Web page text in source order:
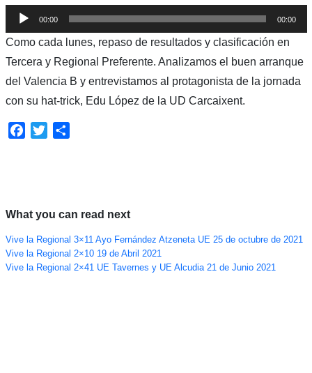
Reproductor
de
00:00 00:00
Como cada lunes, repaso de resultados y clasificación en
Tercera y Regional Preferente. Analizamos el buen arranque
del Valencia B y entrevistamos al protagonista de la jornada
con su hat-trick, Edu López de la UD Carcaixent.
Facebook
Twitter
What you can read next
Vive la Regional 3×11 Ayo Fernández Atzeneta UE 25 de octubre de 2021
Vive la Regional 2×10 19 de Abril 2021
Vive la Regional 2×41 UE Tavernes y UE Alcudia 21 de Junio 2021